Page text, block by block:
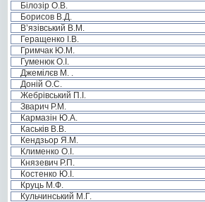
Білозір О.В.
Борисов В.Д.
В’язівський В.М.
Геращенко І.В.
Гримчак Ю.М.
Гуменюк О.І.
Джемілєв М. .
Доній О.С.
Жебрівський П.І.
Зварич Р.М.
Кармазін Ю.А.
Каськів В.В.
Кендзьор Я.М.
Клименко О.І.
Князевич Р.П.
Костенко Ю.І.
Круць М.Ф.
Кульчинський М.Г.